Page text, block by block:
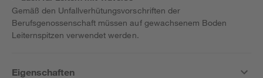
Gemäß den Unfallverhütungsvorschriften der
Berufsgenossenschaft müssen auf gewachsenem Boden
Leiternspitzen verwendet werden.
Eigenschaften